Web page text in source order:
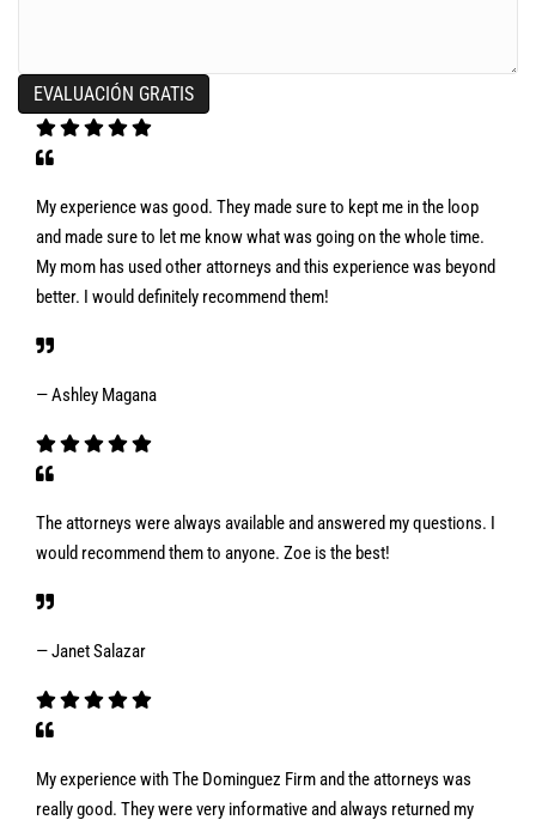
My experience was good. They made sure to kept me in the loop
and made sure to let me know what was going on the whole time.
My mom has used other attorneys and this experience was beyond
better. I would definitely recommend them!
— Ashley Magana
The attorneys were always available and answered my questions. I
would recommend them to anyone. Zoe is the best!
— Janet Salazar
My experience with The Dominguez Firm and the attorneys was
really good. They were very informative and always returned my